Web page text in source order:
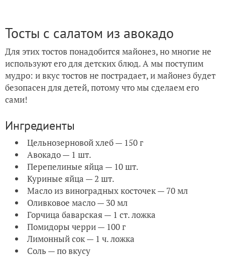
Тосты с салатом из авокадо
Для этих тостов понадобится майонез, но многие не
используют его для детских блюд. А мы поступим
мудро: и вкус тостов не пострадает, и майонез будет
безопасен для детей, потому что мы сделаем его
сами!
Ингредиенты
Цельнозерновой хлеб — 150 г
Авокадо — 1 шт.
Перепелиные яйца — 10 шт.
Куриные яйца — 2 шт.
Масло из виноградных косточек — 70 мл
Оливковое масло — 30 мл
Горчица баварская — 1 ст. ложка
Помидоры черри — 100 г
Лимонный сок — 1 ч. ложка
Соль — по вкусу